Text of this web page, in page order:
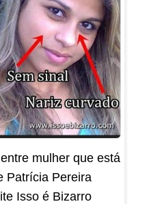
mulher que está
Patrícia Pereira
Isso é Bizarro